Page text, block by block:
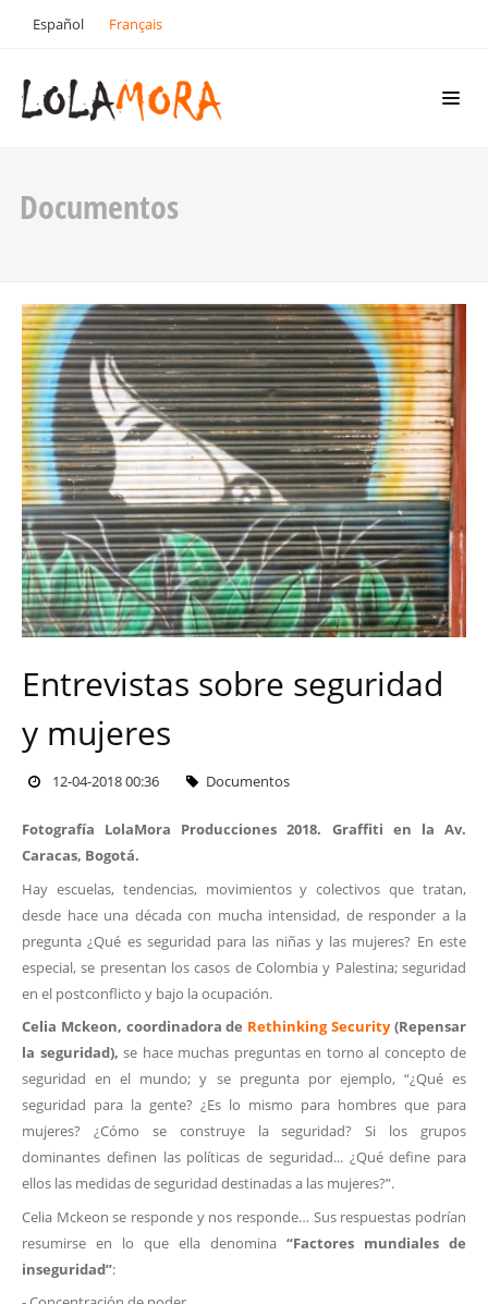
Español Français
Documentos
Entrevistas sobre seguridad
y mujeres
12-04-2018 00:36 Documentos
Fotografía LolaMora Producciones 2018. Graffiti en la Av.
Caracas, Bogotá.
Hay escuelas, tendencias, movimientos y colectivos que tratan,
desde hace una década con mucha intensidad, de responder a la
pregunta ¿Qué es seguridad para las niñas y las mujeres? En este
especial, se presentan los casos de Colombia y Palestina; seguridad
en el postconflicto y bajo la ocupación.
Celia Mckeon, coordinadora de Rethinking Security(Repensar
la seguridad), se hace muchas preguntas en torno al concepto de
seguridad en el mundo; y se pregunta por ejemplo, “¿Qué es
seguridad para la gente? ¿Es lo mismo para hombres que para
mujeres? ¿Cómo se construye la seguridad? Si los grupos
dominantes definen las políticas de seguridad... ¿Qué define para
ellos las medidas de seguridad destinadas a las mujeres?”.
Celia Mckeon se responde y nos responde… Sus respuestas podrían
resumirse en lo que ella denomina “Factores mundiales de
inseguridad”: